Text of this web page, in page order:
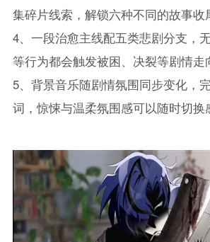
集碎片线索，解锁六种不同的故事收
4、一段治愈主线配五类悲剧分支，
等行为都会触发被困、决裂等剧情走
5、背景音乐随剧情氛围同步变化，
词，惊悚与温柔氛围感可以随时切换